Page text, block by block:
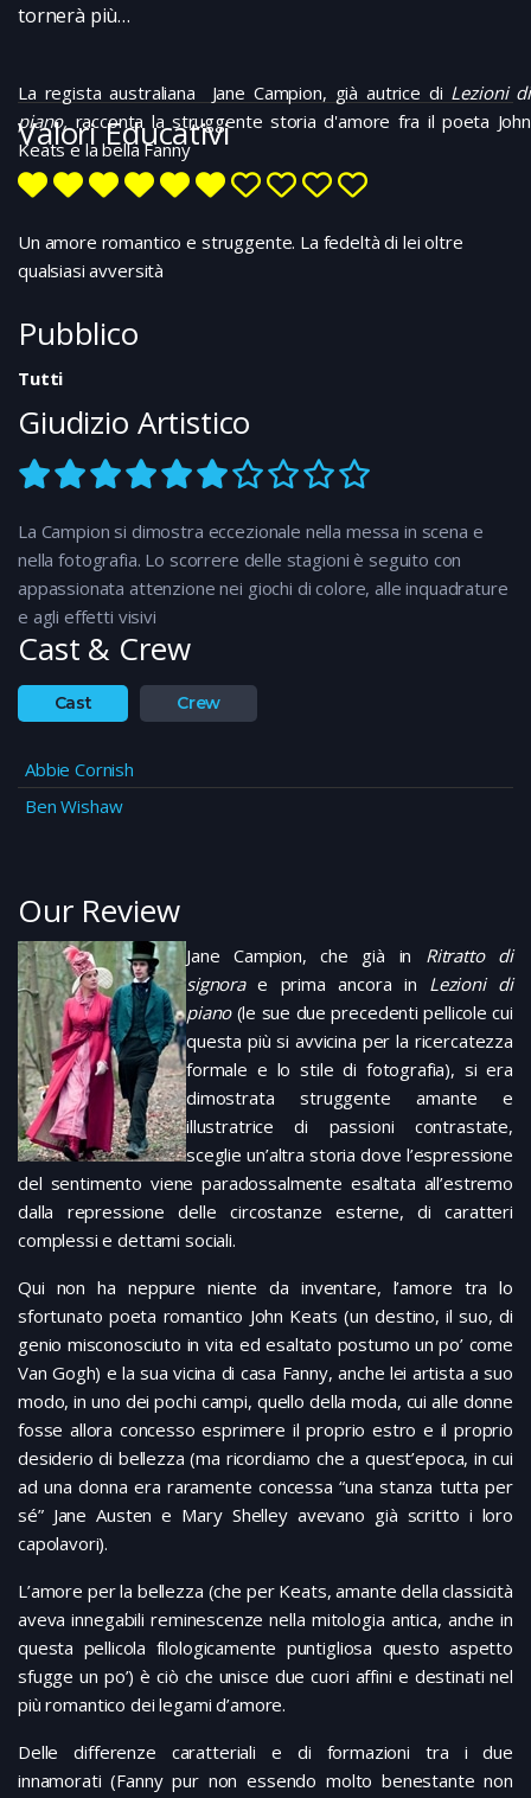
tornerà più…
La regista australiana Jane Campion, già autrice di Lezioni di
piano, racconta la struggente storia d'amore fra il poeta John
Keats e la bella Fanny
Valori Educativi
Un amore romantico e struggente. La fedeltà di lei oltre
qualsiasi avversità
Pubblico
Tutti
Giudizio Artistico
La Campion si dimostra eccezionale nella messa in scena e
nella fotografia. Lo scorrere delle stagioni è seguito con
appassionata attenzione nei giochi di colore, alle inquadrature
e agli effetti visivi
Cast & Crew
Cast Crew
Abbie Cornish
Ben Wishaw
Our Review
Jane Campion, che già in Ritratto di
signorae prima ancora in Lezioni di
piano(le sue due precedenti pellicole cui
questa più si avvicina per la ricercatezza
formale e lo stile di fotografia), si era
dimostrata struggente amante e
illustratrice di passioni contrastate,
sceglie un’altra storia dove l’espressione
del sentimento viene paradossalmente esaltata all’estremo
dalla repressione delle circostanze esterne, di caratteri
complessi e dettami sociali.
Qui non ha neppure niente da inventare, l’amore tra lo
sfortunato poeta romantico John Keats (un destino, il suo, di
genio misconosciuto in vita ed esaltato postumo un po’ come
Van Gogh) e la sua vicina di casa Fanny, anche lei artista a suo
modo, in uno dei pochi campi, quello della moda, cui alle donne
fosse allora concesso esprimere il proprio estro e il proprio
desiderio di bellezza (ma ricordiamo che a quest’epoca, in cui
ad una donna era raramente concessa “una stanza tutta per
sé” Jane Austen e Mary Shelley avevano già scritto i loro
capolavori).
L’amore per la bellezza (che per Keats, amante della classicità
aveva innegabili reminescenze nella mitologia antica, anche in
questa pellicola filologicamente puntigliosa questo aspetto
sfugge un po’) è ciò che unisce due cuori affini e destinati nel
più romantico dei legami d’amore.
Delle differenze caratteriali e di formazioni tra i due
innamorati (Fanny pur non essendo molto benestante non